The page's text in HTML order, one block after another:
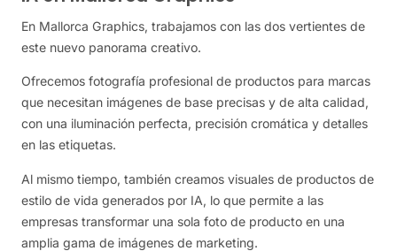
En Mallorca Graphics, trabajamos con las dos vertientes de
este nuevo panorama creativo.
Ofrecemos fotografía profesional de productos para marcas
que necesitan imágenes de base precisas y de alta calidad,
con una iluminación perfecta, precisión cromática y detalles
en las etiquetas.
Al mismo tiempo, también creamos visuales de productos de
estilo de vida generados por IA, lo que permite a las
empresas transformar una sola foto de producto en una
amplia gama de imágenes de marketing.